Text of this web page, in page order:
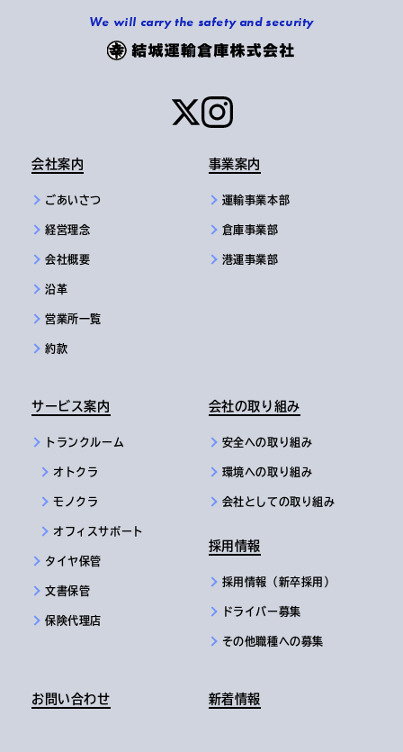
We will carry the safety and security
会社案内
ごあいさつ
経営理念
会社概要
沿革
営業所一覧
約款
事業案内
運輸事業本部
倉庫事業部
港運事業部
サービス案内
トランクルーム
オトクラ
モノクラ
オフィスサポート
タイヤ保管
文書保管
保険代理店
会社の取り組み
安全への取り組み
環境への取り組み
会社としての取り組み
採用情報
採用情報（新卒採用）
ドライバー募集
その他職種への募集
お問い合わせ 新着情報